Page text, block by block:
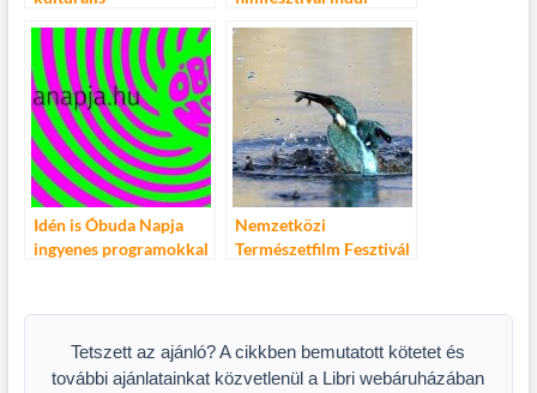
Központban – Ingyenes
koncertek, filmvetítések
és irodalmi estek a
Nagymező utcában
Idén is Óbuda Napja
ingyenes programokkal
Nemzetközi
Természetfilm Fesztivál
Tetszett az ajánló? A cikkben bemutatott kötetet és
további ajánlatainkat közvetlenül a Libri webáruházában